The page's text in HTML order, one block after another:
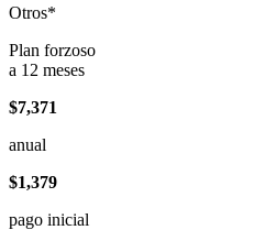
Otros*
Plan forzoso
a 12 meses
$7,371
anual
$1,379
pago inicial